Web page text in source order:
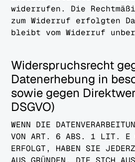
widerrufen. Die
zum Widerruf erfolgten
bleibt vom Widerruf
Widerspruchsrecht
Datenerhebung in
sowie gegen
DSGVO)
WENN DIE
VON ART. 6 ABS. 1 LIT. E
ERFOLGT, HABEN SIE